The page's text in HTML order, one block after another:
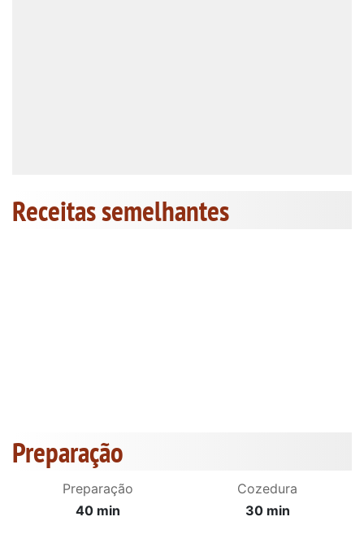
Receitas semelhantes
Preparação
Preparação
40 min
Cozedura
30 min